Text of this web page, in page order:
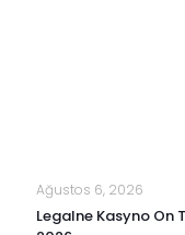
Ağustos 6, 2026
Legalne Kasyno On